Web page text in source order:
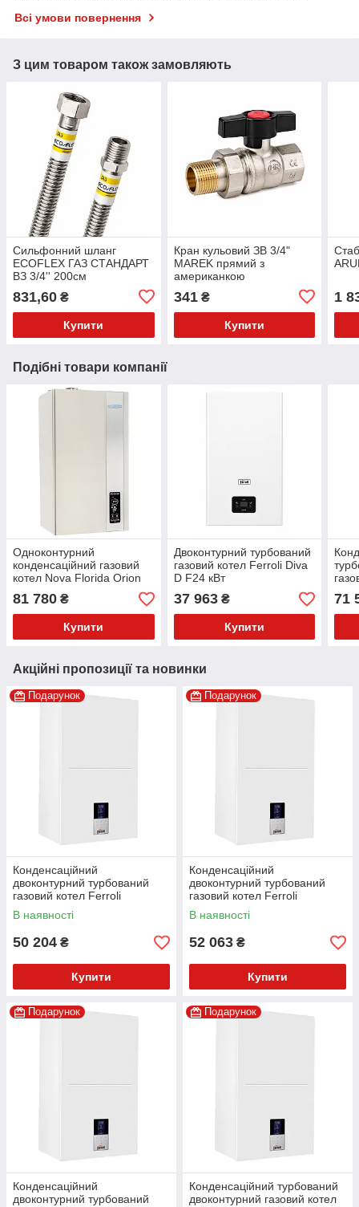
Всі умови повернення
З цим товаром також замовляють
Сильфонний шланг
ECOFLEX ГАЗ СТАНДАРТ
ВЗ 3/4'' 200см
831,60 ₴
Купити
Кран кульовий ЗВ 3/4"
MAREK прямий з
американкою
341₴
Купити
1
Подібні товари компанії
Одноконтурний
конденсаційний газовий
котел Nova Florida Orion
KRB 24 кВт
81 780 ₴
Купити
Двоконтурний турбований
газовий котел Ferroli Diva
D F24 кВт
37 963₴
Купити
34C
71
Акційні пропозиції та новинки
Подарунок
Конденсаційний
двоконтурний турбований
газовий котел Ferroli
BLUEHELIX ALPHA 24 С
В наявності
50 204 ₴
Купити
Подарунок
Конденсаційний
двоконтурний турбований
газовий котел Ferroli
BLUEHELIX ALPHA 28 С
В наявності
52 063 ₴
Купити
Подарунок
Конденсаційний
двоконтурний турбований
Подарунок
Конденсаційний турбований
двоконтурний газовий котел